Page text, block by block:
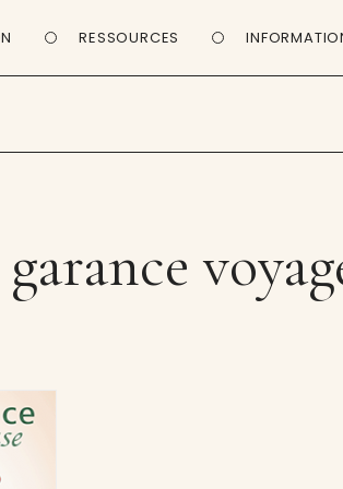
RESSOURCES
garance